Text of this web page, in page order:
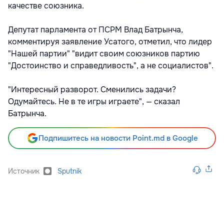
качестве союзника.
Депутат парламента от ПСРМ Влад Батрынча,
комментируя заявление Усатого, отметил, что лидер
"Нашей партии" "видит своим союзников партию
"Достоинство и справедливость", а не социалистов".
"Интересный разворот. Сменились задачи?
Одумайтесь. Не в те игры играете", — сказал
Батрынча.
Подпишитесь на новости Point.md в Google
Источник Sputnik